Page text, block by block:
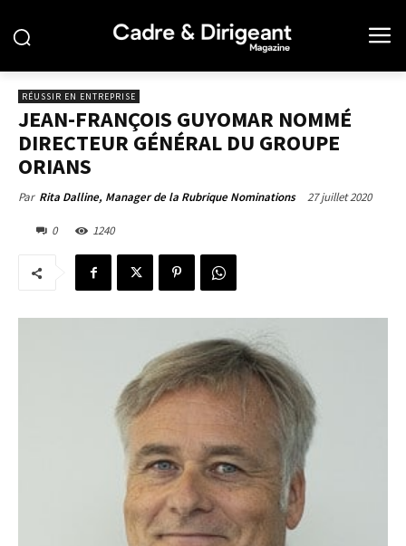
RÉUSSIR EN ENTREPRISE
JEAN-FRANÇOIS GUYOMAR NOMMÉ
DIRECTEUR GÉNÉRAL DU GROUPE
ORIANS
Par Rita Dalline, Manager de la Rubrique Nominations 27 juillet 2020
0 1240